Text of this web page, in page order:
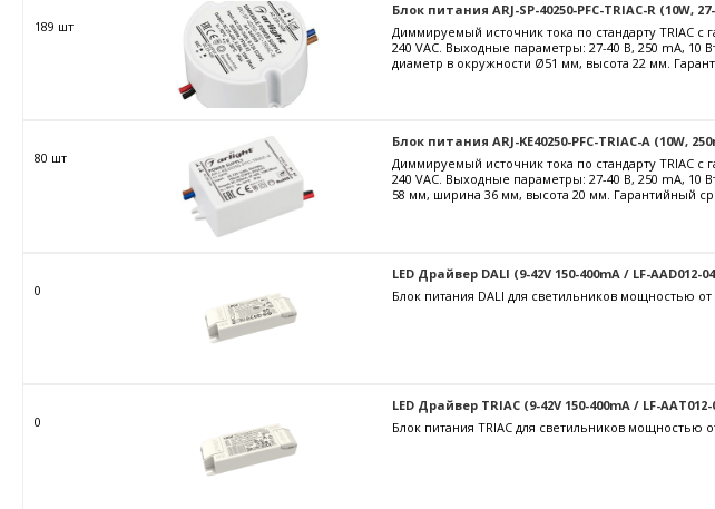
189 шт
Блок питания ARJ-SP-40250-PFC-TRIAC-R (10W,
Диммируемый источник тока по стандарту TRIAC
240 VAC. Выходные параметры: 27-40 В, 250 mА, 10
диаметр в окружности Ø51 мм, высота 22 мм.
80 шт
Блок питания ARJ-KE40250-PFC-TRIAC-A (10W,
Диммируемый источник тока по стандарту TRIAC
240 VAC. Выходные параметры: 27-40 В, 250 mА, 10
58 мм, ширина 36 мм, высота 20 мм. Гарантийный
0
LED Драйвер DALI (9-42V 150-400mA / LF-AAD012-
Блок питания DALI для светильников мощностью от
0
LED Драйвер TRIAC (9-42V 150-400mA / LF-AAT012-
Блок питания TRIAC для светильников мощностью